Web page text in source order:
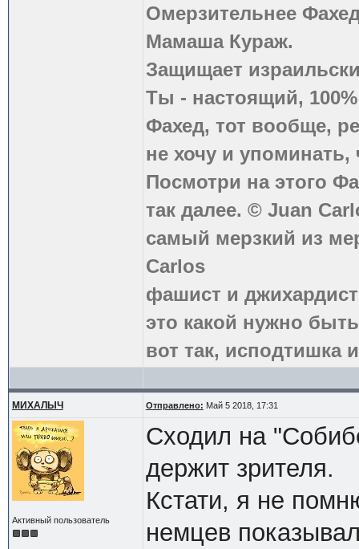
Омерзительнее
Мамаша Кураж.
Защищает
Ты - настоящий,
Фахед, тот вообще,
не хочу и
Посмотри на этого
так далее. © Juan
самый мерзкий из
Carlos
фашист и
это какой нужно
вот так, исподтишка
МИХАЛЫЧ Отправлено: Май 5 2018, 17:31
Активный пользователь
Сходил на
держит зрителя.
Кстати, я не
немцев